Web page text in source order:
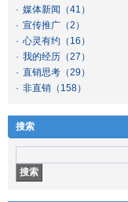
· 媒体新闻 （41）
· 宣传推广 （2）
· 心灵有约 （16）
· 我的经历 （27）
· 直销思考 （29）
· 非直销 （158）
搜索